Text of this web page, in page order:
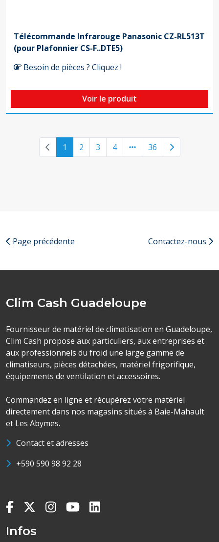
Télécommande Infrarouge Panasonic CZ-RL513T
(pour Plafonnier CS-F..DTE5)
Besoin de pièces ? Cliquez !
Voir le produit
Previous page
1 2 3 4 36 Next page
Page précédente Contactez-nous
Clim Cash Guadeloupe
Fournisseur de matériel de climatisation en Guadeloupe,
Clim Cash propose aux particuliers, aux entreprises et
aux professionnels du froid une large gamme de
climatiseurs, pièces détachées, matériel frigorifique,
équipements de ventilation et accessoires.
Commandez en ligne et récupérez votre matériel
directement dans nos magasins situés à Baie-Mahault
et Les Abymes.
Contact et adresses
+590 590 98 92 28
Infos